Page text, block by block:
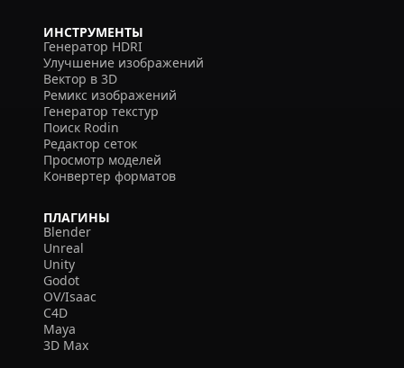
ИНСТРУМЕНТЫ
Генератор HDRI
Улучшение изображений
Вектор в 3D
Ремикс изображений
Генератор текстур
Поиск Rodin
Редактор сеток
Просмотр моделей
Конвертер форматов
ПЛАГИНЫ
Blender
Unreal
Unity
Godot
OV/Isaac
C4D
Maya
3D Max